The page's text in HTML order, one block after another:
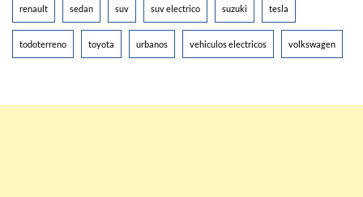
renault sedan suv suv electrico suzuki tesla
todoterreno toyota urbanos vehiculos electricos volkswagen